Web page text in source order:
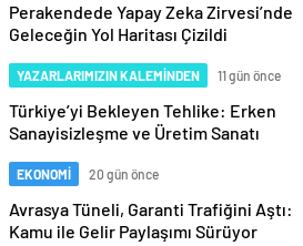
Perakendede Yapay Zeka Zirvesi’nde
Geleceğin Yol Haritası Çizildi
YAZARLARIMIZIN KALEMİNDEN 11 gün önce
Türkiye’yi Bekleyen Tehlike: Erken
Sanayisizleşme ve Üretim Sanatı
EKONOMİ 20 gün önce
Avrasya Tüneli, Garanti Trafiğini Aştı:
Kamu ile Gelir Paylaşımı Sürüyor